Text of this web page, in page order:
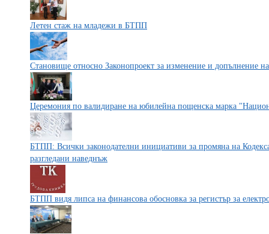
Летен стаж на младежи в БТПП
Становище относно Законопроект за изменение и допълнение на
Церемония по валидиране на юбилейна пощенска марка
БТПП: Всички законодателни инициативи за промяна на
разгледани наведнъж
БТПП видя липса на финансова обосновка за регистър за